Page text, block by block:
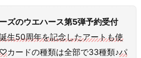
ズのウエハース第5弾予約受付
生50周年を記念したアートも使
♡カードの種類は全部で33種類♪パ